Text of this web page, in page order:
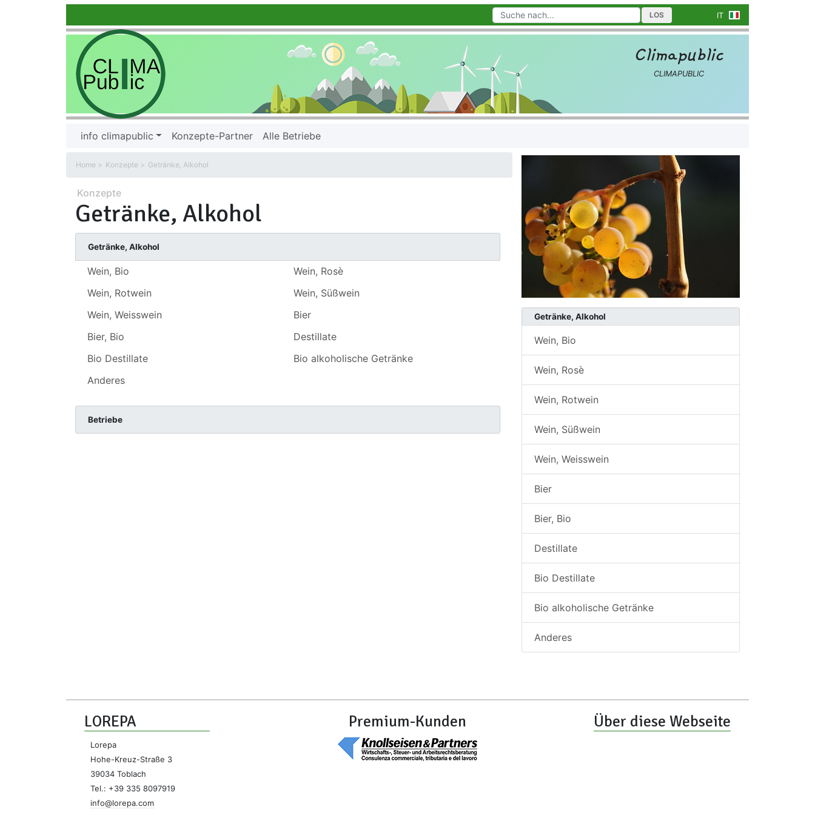
LOS IT
Climapublic
CLIMAPUBLIC
info climapublic Konzepte-Partner Alle Betriebe
Home Konzepte Getränke, Alkohol
Konzepte
Getränke, Alkohol
Getränke, Alkohol
Wein, Bio
Wein, Rosè
Wein, Rotwein
Wein, Süßwein
Wein, Weisswein
Bier
Bier, Bio
Destillate
Bio Destillate
Bio alkoholische Getränke
Anderes
Betriebe
Getränke, Alkohol
Wein, Bio
Wein, Rosè
Wein, Rotwein
Wein, Süßwein
Wein, Weisswein
Bier
Bier, Bio
Destillate
Bio Destillate
Bio alkoholische Getränke
Anderes
LOREPA
Lorepa
Hohe-Kreuz-Straße 3
39034 Toblach
Tel.: +39 335 8097919
info@lorepa.com
Premium-Kunden Über diese Webseite